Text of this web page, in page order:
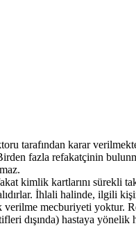
tarafından karar
Birden fazla refakatçinin
kimlik kartlarını sürekli
İhlali halinde, ilgili
verilme mecburiyeti yoktur.
dışında) hastaya yönelik